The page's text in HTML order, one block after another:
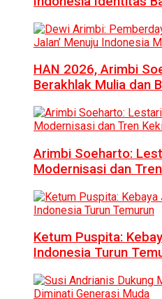
HAN 2026, Arimbi
Berakhlak Mulia dan
Arimbi Soeharto:
Modernisasi dan
Ketum Puspita:
Indonesia Turun